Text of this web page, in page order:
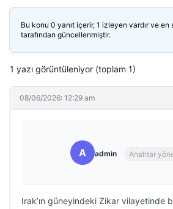
Bu konu 0 yanıt içerir, 1 izleyen vardır ve en
tarafından güncellenmiştir.
1 yazı görüntüleniyor (toplam 1)
08/06/2026: 12:29 am
A admin Anahtar
Irak’ın güneyindeki Zikar vilayetinde